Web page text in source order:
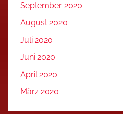
September 2020
August 2020
Juli 2020
Juni 2020
April 2020
März 2020